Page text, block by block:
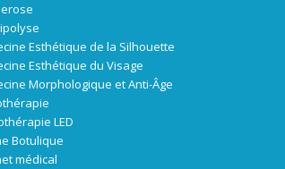
Esthétique de la Silhouette
Esthétique du Visage
Morphologique et Anti-Âge
LED
Botulique
médical